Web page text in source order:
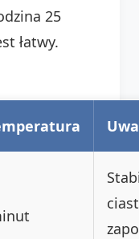
25
łatwy.